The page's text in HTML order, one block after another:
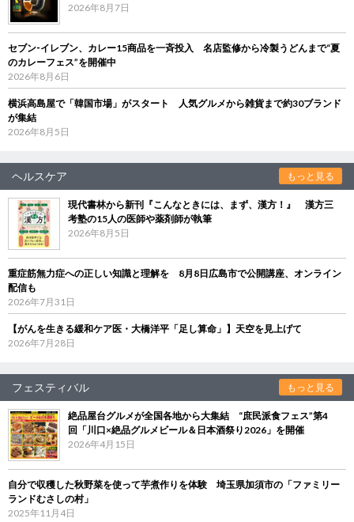
2026年8月7日
セブン‐イレブン、カレー15商品を一斉投入 名店監修から冷製うどんまで“夏
のカレーフェス”を開催中
2026年8月6日
横浜高島屋で「韓国市場」がスタート 人気グルメから雑貨まで約30ブランド
が集結
2026年8月5日
ヘルスケア もっと見る
現代書林から新刊『こんなときには、まず、漢方！』 漢方三
考塾の15人の医師や薬剤師が執筆
2026年8月5日
重症筋無力症への正しい知識と理解を 8月8日広島市で公開講座、オンライン
配信も
2026年7月31日
【がんを生きる緩和ケア医・大橋洋平「足し算命」】天空を見上げて
2026年7月28日
フェスティバル もっと見る
絶品屋台グルメが全国各地から大集結 “庶民派食フェス”第4
回「川口×絶品グルメビール＆日本酒祭り2026」を開催
2026年4月15日
自分で収穫した秋野菜を使って芋煮作りを体験 埼玉県加須市の「ファミリー
ランドむさしの村」
2025年11月4日